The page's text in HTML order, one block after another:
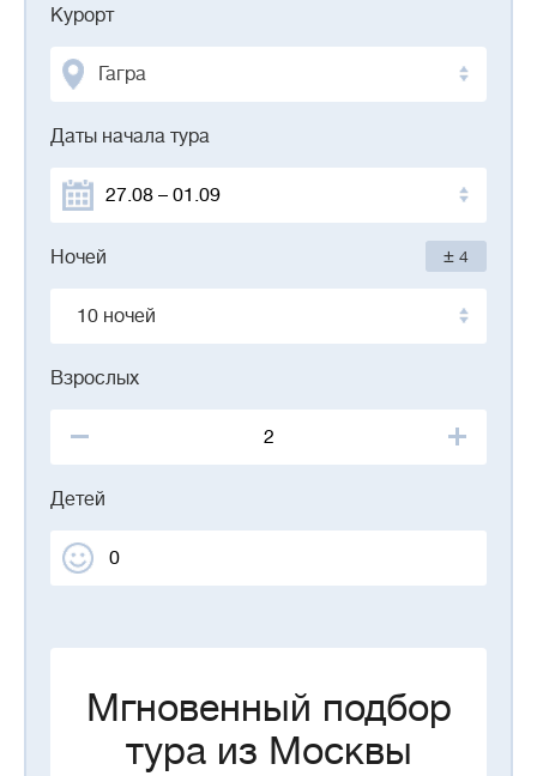
Курорт
Гагра
Даты начала тура
Ночей ± 4
10 ночей
Взрослых
Детей
Мгновенный подбор
тура из Москвы